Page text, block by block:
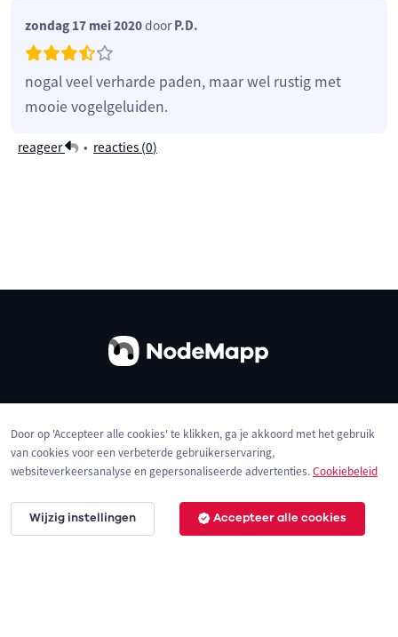
zondag 17 mei 2020doorP.D.
nogal veel verharde paden, maar wel rustig met
mooie vogelgeluiden.
reageer • reacties (0)
Privacybeleid Cookies
Door op 'Accepteer alle cookies' te klikken, ga je akkoord met het gebruik
van cookies voor een verbeterde gebruikerservaring,
websiteverkeersanalyse en gepersonaliseerde advertenties.Cookiebeleid
Wijzig instellingen Accepteer alle cookies